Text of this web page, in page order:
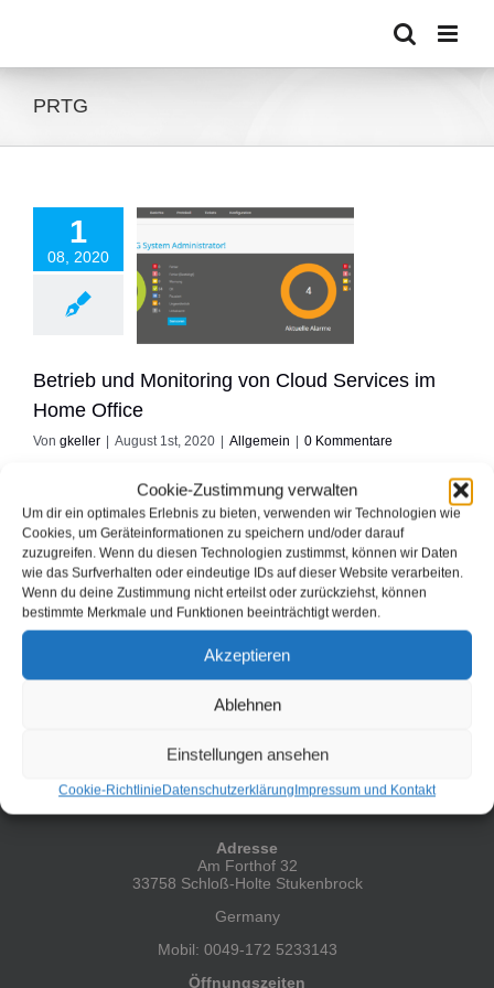
Cookie-Zustimmung verwalten
Um dir ein optimales Erlebnis zu bieten, verwenden wir Technologien wie
Cookies, um Geräteinformationen zu speichern und/oder darauf
zuzugreifen. Wenn du diesen Technologien zustimmst, können wir Daten
wie das Surfverhalten oder eindeutige IDs auf dieser Website verarbeiten.
Wenn du deine Zustimmung nicht erteilst oder zurückziehst, können
bestimmte Merkmale und Funktionen beeinträchtigt werden.
Akzeptieren
Ablehnen
Einstellungen ansehen
Cookie-RichtlinieDatenschutzerklärungImpressum und Kontakt
PRTG
1
08, 2020
Monitoring von
im Home
Betrieb und Monitoring von Cloud Services im
Home Office
Von gkeller August 1st, 2020 Allgemein 0 Kommentare
Hier mal ein paar Gedanken zum Thema IT Infrastruktur im
Home Office. Wie doch die Zeit vergeht und was sich so
geändert hat. Den Überblick behalten und mitbekommen
wenn etwas nicht so läuft wie es soll - das ist das Ziel. Doch
ein paar Schritte zurück. Vor vielen Jahren hatte [...]
Weiterlesen
HIER FINDEST DU MICH
Adresse
Am Forthof 32
33758 Schloß-Holte Stukenbrock
Germany
Mobil: 0049-172 5233143
Öffnungszeiten